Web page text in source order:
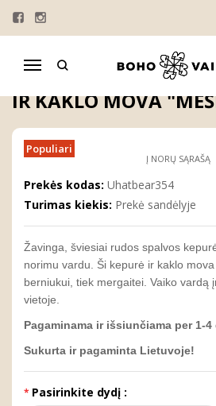
Navigacija
Pagrindinis
Personalizuota kepurė vaikui ir kaklo
PERSONALIZUOTA
IR KAKLO MOVA
Populiari
Į NORŲ SĄRAŠĄ
Prekės kodas: Uhatbear354
Turimas kiekis: Prekė sandėlyje
Žavinga, šviesiai rudos spalvos
norimu vardu. Ši kepurė ir kaklo
berniukui, tiek mergaitei. Vaiko vardą
vietoje.
Pagaminama ir išsiunčiama per 1-4
Sukurta ir pagaminta Lietuvoje!
Pasirinkite dydį :